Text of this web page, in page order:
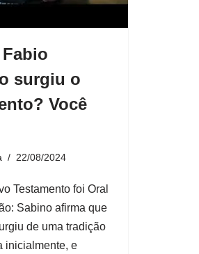
Fabio
surgiu o
Você
22/08/2024
Testamento foi Oral
Sabino afirma que
de uma tradição
inicialmente, e